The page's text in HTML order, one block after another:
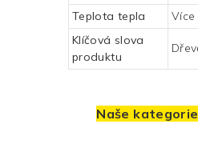
Teplota tepla
Více
Klíčová slova
produktu
Naše